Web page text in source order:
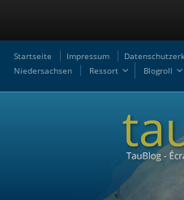
Startseite Impressum
Niedersachsen
Ressort Blogroll